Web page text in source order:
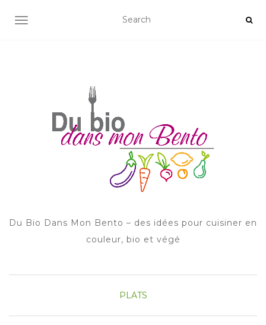
AFFICHER/MASQUER LA NAVIGATION
Du Bio Dans Mon Bento – des idées pour cuisiner en
couleur, bio et végé
PLATS